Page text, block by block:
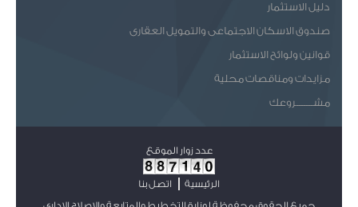
دليل الاستثمار
صندوق الاسكان الاجتماعى والتمويل العقارى
قوانين ولوائح الاستثمار
مزايدات ومناقصات محلية
مشـــــــروعك
عدد زوار الموقع
الرئيسية
اتصل بنا